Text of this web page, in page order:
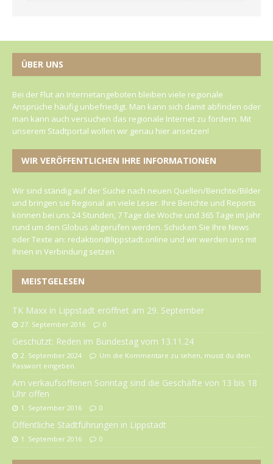
ÜBER UNS
Bei der Flut an Internetangeboten bleiben viele regionale
Ansprüche häufig unbefriedigt. Man kann sich damit abfinden oder
man kann auch versuchen das regionale Internet zu fördern. Mit
unserem Stadtportal wollen wir genau hier ansetzen!
WIR VERÖFFENTLICHEN IHRE INFORMATIONEN
Wir sind ständig auf der Suche nach neuen Quellen/Berichte/Bilder
und bringen sie Regional an viele Leser. Ihre Berichte und Reports
können bei uns 24 Stunden, 7 Tage die Woche und 365 Tage im Jahr
rund um den Globus abgerufen werden. Schicken Sie Ihre News
oder Texte an: redaktion@lippstadt.online und wir werden uns mit
Ihnen in Verbindung setzen
MEISTGELESEN
TK Maxx in Lippstadt eröffnet am 29. September
27. September 2016 0
Geschützt: Reden im Bundestag vom 13.11.24
2. September 2024
Um die Kommentare zu sehen, musst du dein
Passwort eingeben.
Am verkaufsoffenen Sonntag sind die Geschäfte von 13 bis 18
Uhr offen
1. September 2016 0
Öffentliche Stadtführungen in Lippstadt
1. September 2016 0